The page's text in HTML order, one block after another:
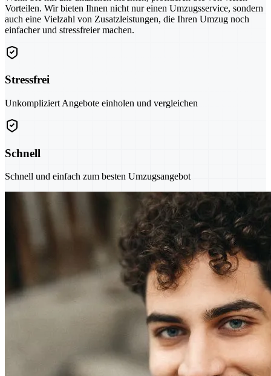
Vorteilen. Wir bieten Ihnen nicht nur einen Umzugsservice, sondern
auch eine Vielzahl von Zusatzleistungen, die Ihren Umzug noch
einfacher und stressfreier machen.
Stressfrei
Unkompliziert Angebote einholen und vergleichen
Schnell
Schnell und einfach zum besten Umzugsangebot